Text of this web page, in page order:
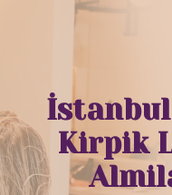
Kirpik